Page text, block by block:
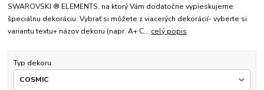
SWAROVSKI ® ELEMENTS, na ktorý Vám dodatočne vypieskujeme
špeciálnu dekoráciu. Vybrať si môžete z viacerých dekorácií- vyberte si
variantu textu+ názov dekoru (napr. A+ C... celý popis
Typ dekoru